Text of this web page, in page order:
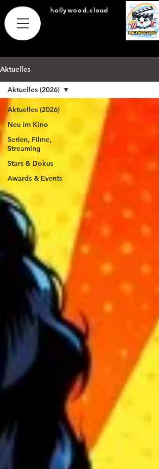
hollywood.cloud
Aktuelles
Aktuelles (2026)
Neu im Kino
Serien, Filme,
Streaming
Stars & Dokus
Awards & Events
Aktuelles (2026)